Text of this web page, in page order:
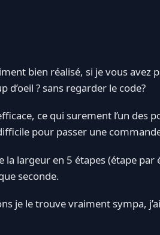
bien réalisé, si je vous avez
d’oeil ? sans regarder le code?
ce qui surement l’un des
pour passer une
largeur en 5 étapes (étape par
seconde.
je le trouve vraiment sympa,